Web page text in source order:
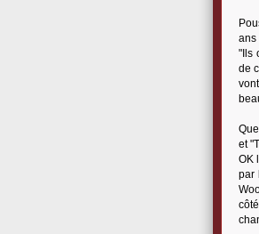
ans
"Ils
de
et
OK
par